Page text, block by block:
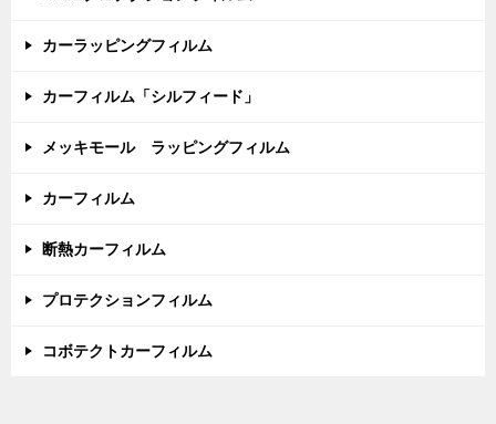
カーラッピングフィルム
カーフィルム「シルフィード」
メッキモール ラッピングフィルム
カーフィルム
断熱カーフィルム
プロテクションフィルム
コボテクトカーフィルム